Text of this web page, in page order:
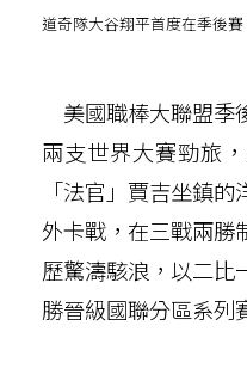
道奇隊大谷翔平首度在季後賽
美國職棒大聯盟季
兩支世界大賽勁旅
「法官」賈吉坐鎮
外卡戰，在三戰兩勝
歷驚濤駭浪，以二比
勝晉級國聯分區系列